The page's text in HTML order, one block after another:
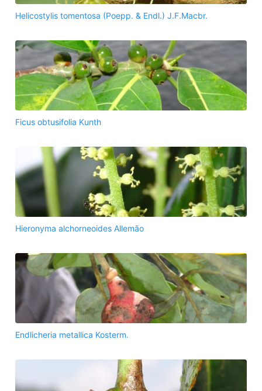
Helicostylis tomentosa (Poepp. & Endl.) J.F.Macbr.
Ficus obtusifolia Kunth
Hieronyma alchorneoides Allemão
Endlicheria metallica Kosterm.